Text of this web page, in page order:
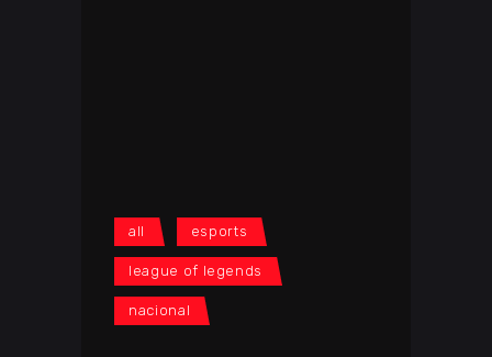
all esports
league of legends
nacional